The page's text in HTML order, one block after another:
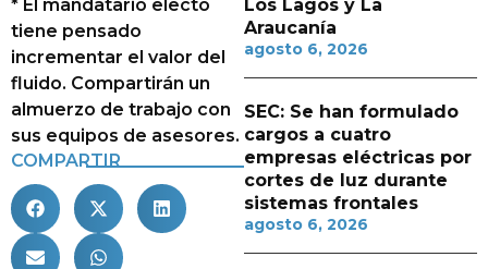
* El mandatario electo
tiene pensado
incrementar el valor del
fluido. Compartirán un
almuerzo de trabajo con
sus equipos de asesores.
COMPARTIR
Los Lagos y La
Araucanía
agosto 6, 2026
SEC: Se han formulado
cargos a cuatro
empresas eléctricas por
cortes de luz durante
sistemas frontales
agosto 6, 2026